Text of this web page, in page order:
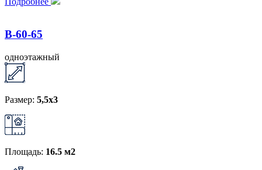
B-60-65
одноэтажный
Размер: 5,5x3
Площадь: 16.5 м2